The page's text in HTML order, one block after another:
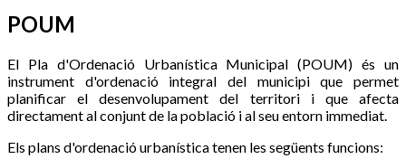
POUM
El Pla d'Ordenació Urbanística Municipal (POUM) és un
instrument d'ordenació integral del municipi que permet
planificar el desenvolupament del territori i que afecta
directament al conjunt de la població i al seu entorn immediat.
Els plans d'ordenació urbanística tenen les següents funcions: